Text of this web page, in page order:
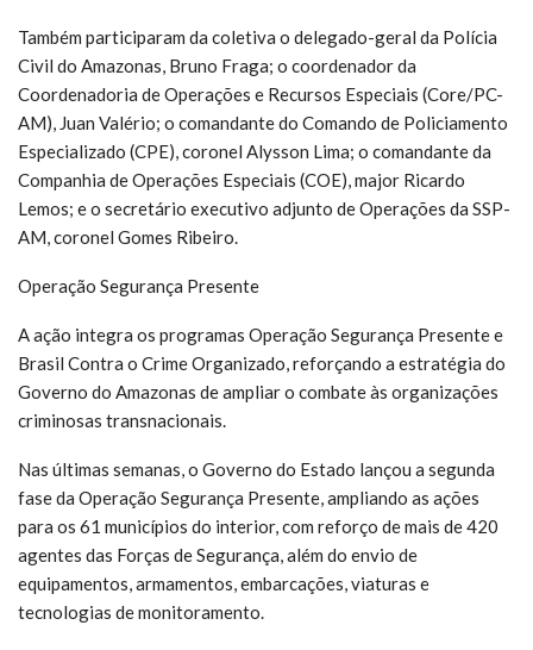
Também participaram da coletiva o delegado-geral da Polícia
Civil do Amazonas, Bruno Fraga; o coordenador da
Coordenadoria de Operações e Recursos Especiais (Core/PC-
AM), Juan Valério; o comandante do Comando de Policiamento
Especializado (CPE), coronel Alysson Lima; o comandante da
Companhia de Operações Especiais (COE), major Ricardo
Lemos; e o secretário executivo adjunto de Operações da SSP-
AM, coronel Gomes Ribeiro.
Operação Segurança Presente
A ação integra os programas Operação Segurança Presente e
Brasil Contra o Crime Organizado, reforçando a estratégia do
Governo do Amazonas de ampliar o combate às organizações
criminosas transnacionais.
Nas últimas semanas, o Governo do Estado lançou a segunda
fase da Operação Segurança Presente, ampliando as ações
para os 61 municípios do interior, com reforço de mais de 420
agentes das Forças de Segurança, além do envio de
equipamentos, armamentos, embarcações, viaturas e
tecnologias de monitoramento.